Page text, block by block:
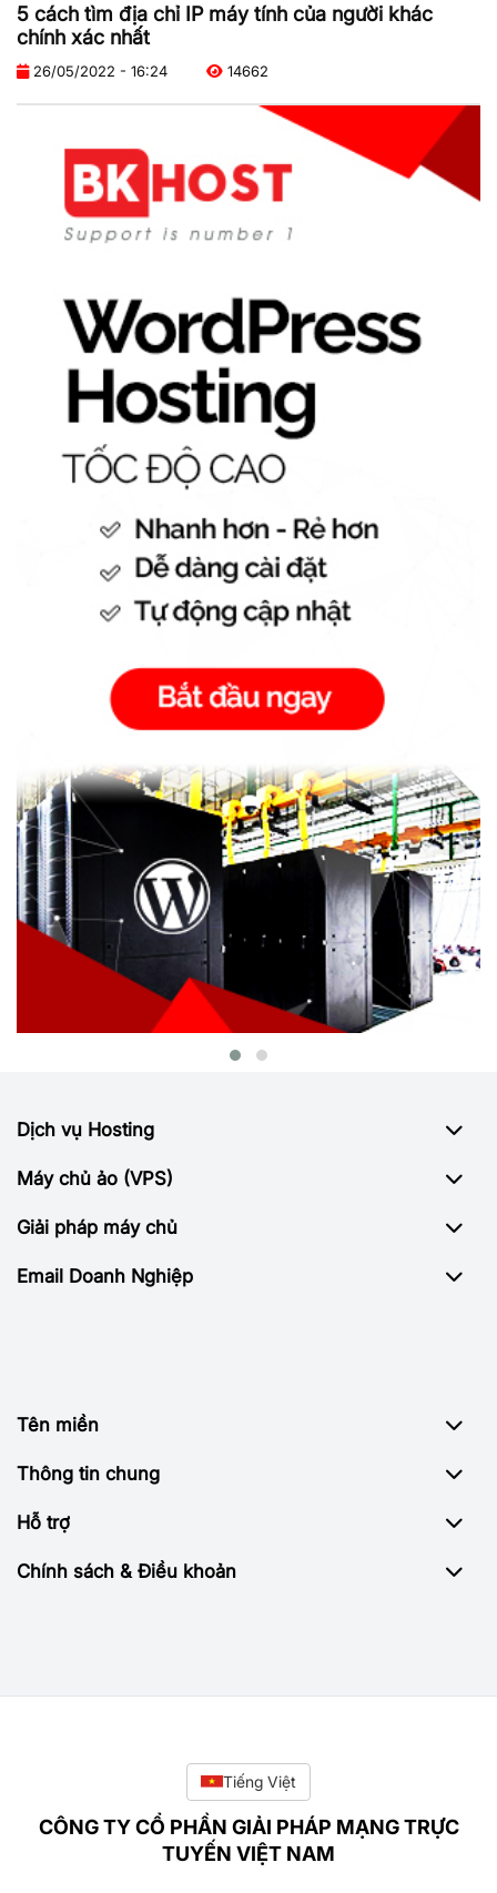
5 cách tìm địa chỉ IP máy tính của người khác
chính xác nhất
26/05/2022 - 16:24 14662
Dịch vụ Hosting
Máy chủ ảo (VPS)
Giải pháp máy chủ
Email Doanh Nghiệp
Tên miền
Thông tin chung
Hỗ trợ
Chính sách & Điều khoản
Tiếng Việt
CÔNG TY CỔ PHẦN GIẢI PHÁP MẠNG TRỰC
TUYẾN VIỆT NAM